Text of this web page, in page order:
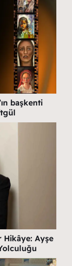
başkenti
Hikâye: Ayşe